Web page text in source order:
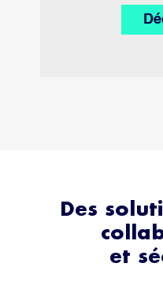
Des
et